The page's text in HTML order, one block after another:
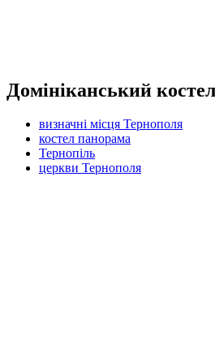
Домініканський
визначні місця Тернополя
костел панорама
Тернопіль
церкви Тернополя